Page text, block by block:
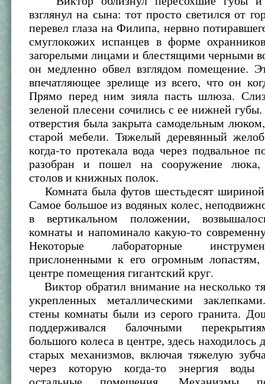
взглянул на сына: тот просто светился от
перевел глаза на Филипа, нервно
смуглокожих испанцев в форме
загорелыми лицами и блестящими черными
он медленно обвел взглядом помещение.
впечатляющее зрелище из всего, что он
Прямо перед ним зияла пасть шлюза.
зеленой плесени сочились с ее нижней
отверстия была закрыта самодельным
старой мебели. Тяжелый деревянный
когда-то протекала вода через подвальное
разобран и пошел на сооружение люка,
столов и книжных полок.
Комната была футов шестьдесят
Самое большое из водяных колес,
в вертикальном положении,
комнаты и напоминало какую-то
Некоторые лабораторные
прислоненными к его огромным лопастям,
центре помещения гигантский круг.
Виктор обратил внимание на несколько
укрепленных металлическими
стены комнаты были из серого гранита.
поддерживался балочными
большого колеса в центре, здесь находилось
старых механизмов, включая тяжелую
через которую когда-то энергия воды